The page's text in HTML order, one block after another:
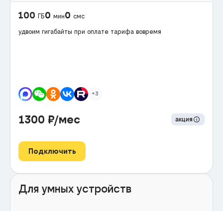
100 ГБ0 мин0 смс
удвоим гигабайты при оплате тарифа вовремя
+3
1300 ₽/мес акция
Подключить
Для умных устройств